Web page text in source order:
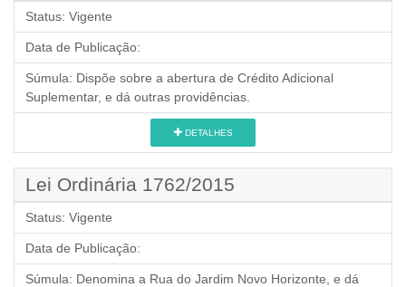
Status: Vigente
Data de Publicação:
Súmula: Dispõe sobre a abertura de Crédito Adicional
Suplementar, e dá outras providências.
DETALHES
Lei Ordinária 1762/2015
Status: Vigente
Data de Publicação:
Súmula: Denomina a Rua do Jardim Novo Horizonte, e dá